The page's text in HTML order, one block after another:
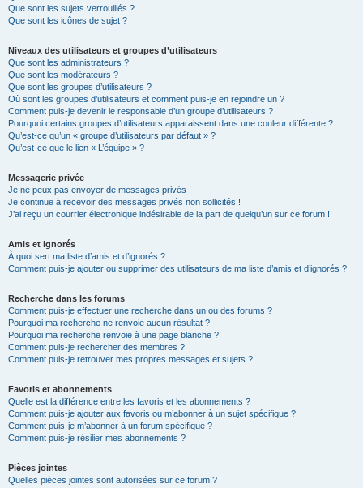
Que sont les sujets verrouillés ?
Que sont les icônes de sujet ?
Niveaux des utilisateurs et groupes d’utilisateurs
Que sont les administrateurs ?
Que sont les modérateurs ?
Que sont les groupes d’utilisateurs ?
Où sont les groupes d’utilisateurs et comment puis-je en rejoindre un ?
Comment puis-je devenir le responsable d’un groupe d’utilisateurs ?
Pourquoi certains groupes d’utilisateurs apparaissent dans une couleur différente ?
Qu’est-ce qu’un « groupe d’utilisateurs par défaut » ?
Qu’est-ce que le lien « L’équipe » ?
Messagerie privée
Je ne peux pas envoyer de messages privés !
Je continue à recevoir des messages privés non sollicités !
J’ai reçu un courrier électronique indésirable de la part de quelqu’un sur ce forum !
Amis et ignorés
À quoi sert ma liste d’amis et d’ignorés ?
Comment puis-je ajouter ou supprimer des utilisateurs de ma liste d’amis et d’ignorés ?
Recherche dans les forums
Comment puis-je effectuer une recherche dans un ou des forums ?
Pourquoi ma recherche ne renvoie aucun résultat ?
Pourquoi ma recherche renvoie à une page blanche ?!
Comment puis-je rechercher des membres ?
Comment puis-je retrouver mes propres messages et sujets ?
Favoris et abonnements
Quelle est la différence entre les favoris et les abonnements ?
Comment puis-je ajouter aux favoris ou m’abonner à un sujet spécifique ?
Comment puis-je m’abonner à un forum spécifique ?
Comment puis-je résilier mes abonnements ?
Pièces jointes
Quelles pièces jointes sont autorisées sur ce forum ?